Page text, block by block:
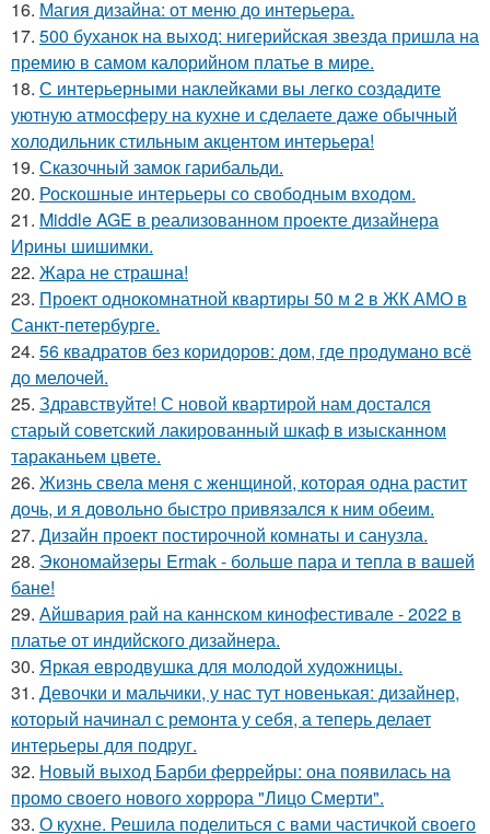
16. Магия дизайна: от меню до интерьера.
17. 500 буханок на выход: нигерийская звезда пришла на
премию в самом калорийном платье в мире.
18. С интерьерными наклейками вы легко создадите
уютную атмосферу на кухне и сделаете даже обычный
холодильник стильным акцентом интерьера!
19. Сказочный замок гарибальди.
20. Роскошные интерьеры со свободным входом.
21. Middle AGE в реализованном проекте дизайнера
Ирины шишимки.
22. Жара не страшна!
23. Проект однокомнатной квартиры 50 м 2 в ЖК АМО в
Санкт-петербурге.
24. 56 квадратов без коридоров: дом, где продумано всё
до мелочей.
25. Здравствуйте! С новой квартирой нам достался
старый советский лакированный шкаф в изысканном
тараканьем цвете.
26. Жизнь свела меня с женщиной, которая одна растит
дочь, и я довольно быстро привязался к ним обеим.
27. Дизайн проект постирочной комнаты и санузла.
28. Экономайзеры Ermak - больше пара и тепла в вашей
бане!
29. Айшвария рай на каннском кинофестивале - 2022 в
платье от индийского дизайнера.
30. Яркая евродвушка для молодой художницы.
31. Девочки и мальчики, у нас тут новенькая: дизайнер,
который начинал с ремонта у себя, а теперь делает
интерьеры для подруг.
32. Новый выход Барби феррейры: она появилась на
промо своего нового хоррора "Лицо Смерти".
33. О кухне. Решила поделиться с вами частичкой своего